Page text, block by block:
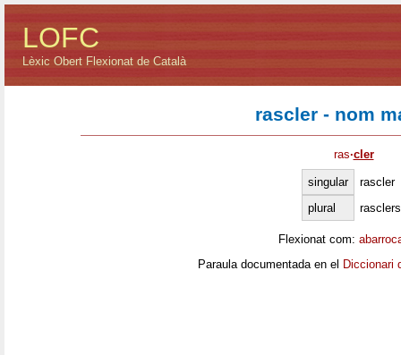
LOFC
Lèxic Obert Flexionat de Català
rascler - nom
ras·cler
singular
rascler
plural
rasclers
Flexionat com:
Paraula documentada en el Diccionari